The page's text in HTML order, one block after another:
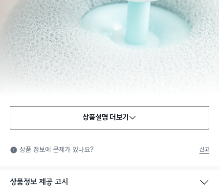
상품설명 더보기
상품 정보에 문제가 있나요? 신고
상품정보 제공 고시